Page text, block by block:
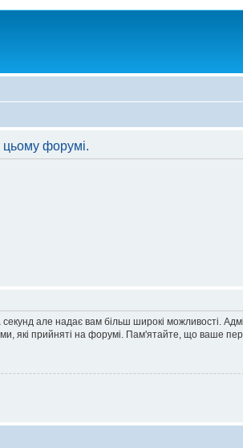
цьому форумі.
але надає вам більш широкі можливості.
які прийняті на форумі. Пам'ятайте, що ваше